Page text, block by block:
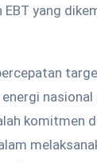
EBT yang
komitmen